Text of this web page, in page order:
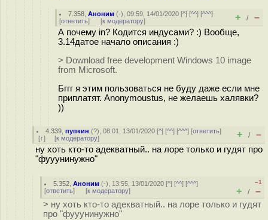
7.358 ,Аноним (-), 09:59, 14/01/2020 [^] [^^] [^^^]
[ответить] [к модератору] + / –
А почему in? Кодится индусами? :) Вообще,
3.14датое начало описания :)
> Download free development Windows 10 image
from Microsoft.
Бггг я этим пользоваться не буду даже если мне
приплатят. Anonymoustus, не желаешь халявки?
))
4.339 ,пупкин (?), 08:01, 13/01/2020 [^] [^^] [^^^] [ответить]
[↑] [к модератору] + / –
ну хоть кто-то адекватный.. на лоре только и гудят про
"фууунинужно"
5.352 ,Аноним (-), 13:55, 13/01/2020 [^] [^^] [^^^]
[ответить] [к модератору]
–1
+ / –
> ну хоть кто-то адекватный.. на лоре только и гудят
про "фууунинужно"